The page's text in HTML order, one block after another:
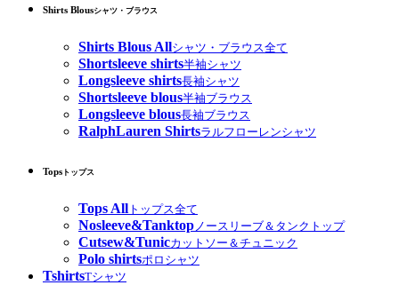
Shirts Blousシャツ・ブラウス
Shirts Blous Allシャツ・ブラウス全て
Shortsleeve shirts半袖シャツ
Longsleeve shirts長袖シャツ
Shortsleeve blous半袖ブラウス
Longsleeve blous長袖ブラウス
RalphLauren Shirtsラルフローレンシャツ
Tops トップス
Tops All トップス全て
Nosleeve&Tanktopノースリーブ＆タンクトップ
Cutsew&Tunicカットソー＆チュニック
Polo shirtsポロシャツ
TshirtsTシャツ